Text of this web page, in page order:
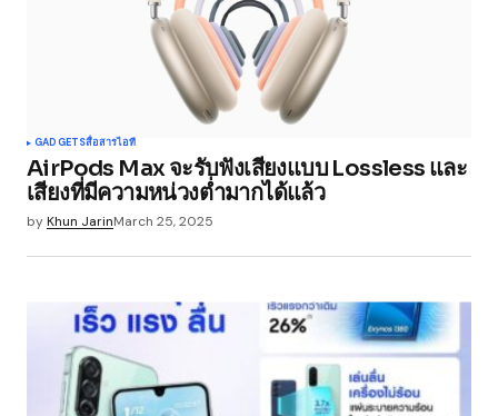
Your E-mail*
browser for the next time I comment.
Submit Comment
GADGETSสื่อสารไอที
AirPods Max จะรับฟังเสียงแบบ Lossless และ
เสียงที่มีความหน่วงต่ำมากได้แล้ว
byKhun JarinMarch 25, 2025